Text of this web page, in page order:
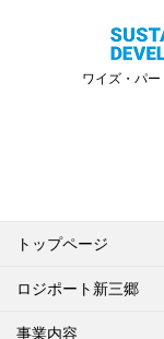
ワイズ・パ
トップページ
ロジポート新三郷
事業内容